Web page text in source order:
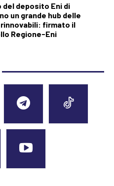
del deposito Eni di
un grande hub delle
firmato il
Regione-Eni